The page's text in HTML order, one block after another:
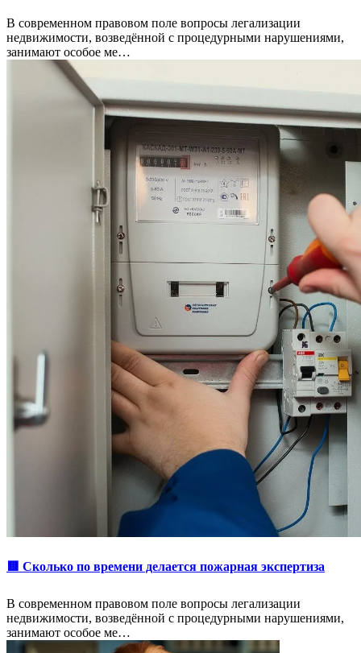
В современном правовом поле вопросы легализации
недвижимости, возведённой с процедурными нарушениями,
занимают особое ме…
🟥 Сколько по времени делается пожарная экспертиза
В современном правовом поле вопросы легализации
недвижимости, возведённой с процедурными нарушениями,
занимают особое ме…